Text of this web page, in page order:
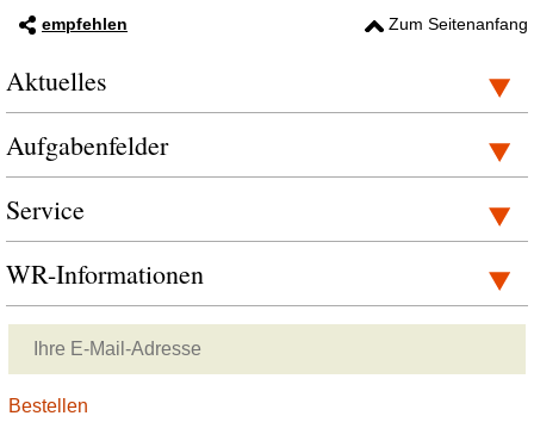
empfehlen Zum Seitenanfang
Aktuelles
Aufgabenfelder
Service
WR-Informationen